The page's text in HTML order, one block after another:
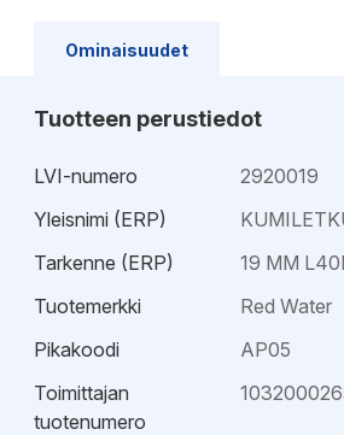
Vahvikkeet: synteettinen tekstiili
Ominaisuudet
Tuotteen perustiedot
LVI-numero
2920019
Yleisnimi (ERP)
Tarkenne (ERP)
19 MM
Tuotemerkki
Red Water
Pikakoodi
AP05
Toimittajan
tuotenumero